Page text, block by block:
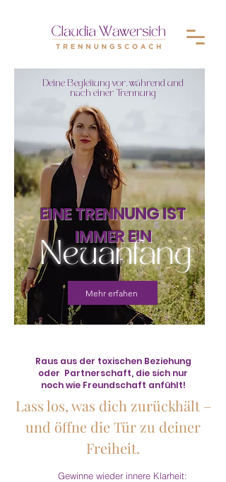
EINE TRENNUNG IST
IMMER EIN
Neuanfang
Deine Begleitung vor, während und
nach einer Trennung
Mehr erfahen
Raus aus der toxischen Beziehung
oder Partnerschaft, die sich nur
noch wie Freundschaft anfühlt!
Lass los, was dich zurückhält –
und öffne die Tür zu deiner
Freiheit.
Gewinne wieder innere Klarheit: